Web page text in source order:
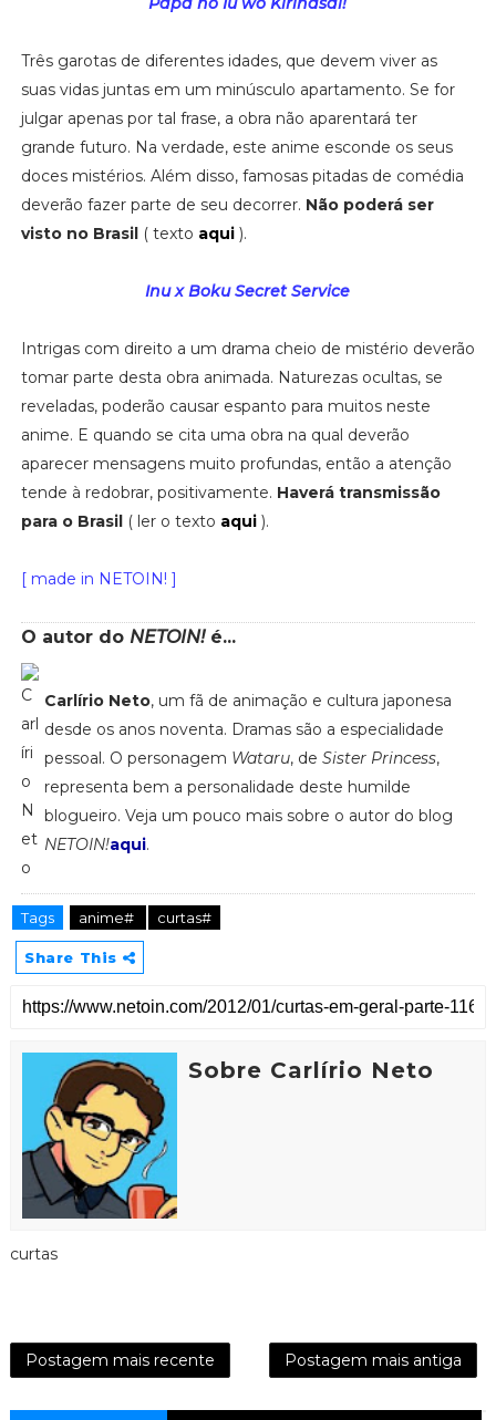
Três garotas de diferentes idades, que devem viver as
suas vidas juntas em um minúsculo apartamento. Se for
julgar apenas por tal frase, a obra não aparentará ter
grande futuro. Na verdade, este anime esconde os seus
doces mistérios. Além disso, famosas pitadas de comédia
deverão fazer parte de seu decorrer. Não poderá ser
visto no Brasil( texto aqui).
Inu x Boku Secret Service
Intrigas com direito a um drama cheio de mistério deverão
tomar parte desta obra animada. Naturezas ocultas, se
reveladas, poderão causar espanto para muitos neste
anime. E quando se cita uma obra na qual deverão
aparecer mensagens muito profundas, então a atenção
tende à redobrar, positivamente. Haverá transmissão
para o Brasil( ler o texto aqui).
[ made in NETOIN! ]
O autor do NETOIN!é...
Carlírio Neto, um fã de animação e cultura japonesa
desde os anos noventa. Dramas são a especialidade
pessoal. O personagem Wataru, de Sister Princess,
representa bem a personalidade deste humilde
blogueiro. Veja um pouco mais sobre o autor do blog
NETOIN!aqui.
Tags anime# curtas#
Share This
Sobre Carlírio Neto
curtas
Postagem mais recente Postagem mais antiga